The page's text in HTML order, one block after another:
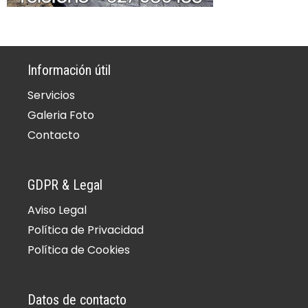
Información útil
Servicios
Galeria Foto
Contacto
GDPR & Legal
Aviso Legal
Política de Privacidad
Política de Cookies
Datos de contacto